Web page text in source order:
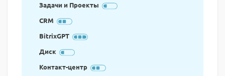
Задачи и Проекты
CRM
BitrixGPT
Диск
Контакт-центр